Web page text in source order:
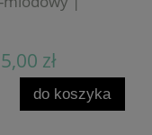
zł
do koszyka